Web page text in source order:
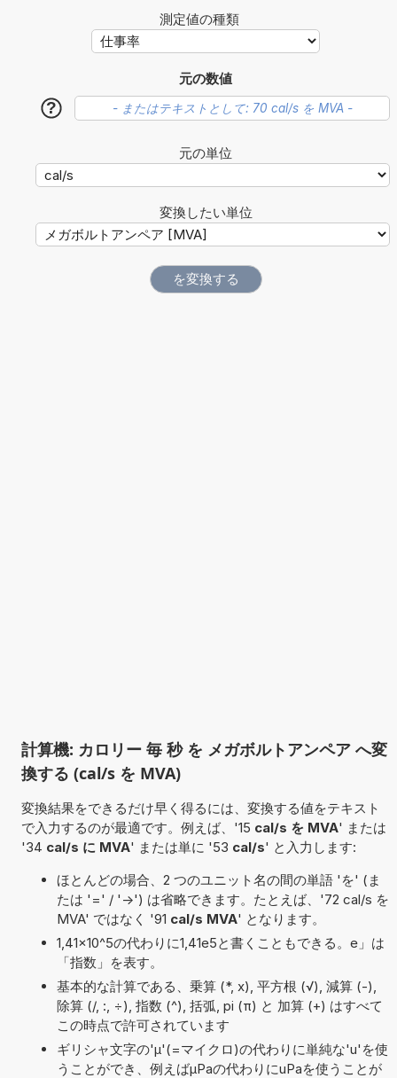
測定値の種類
元の数値
?
元の単位
変換したい単位
計算機: カロリー 毎 秒 を メガボルトアンペア へ変
換する (cal/s を MVA)
変換結果をできるだけ早く得るには、変換する値をテキスト
で入力するのが最適です。例えば、'15 cal/s を MVA' または
'34 cal/s に MVA' または単に '53 cal/s' と入力します:
ほとんどの場合、2 つのユニット名の間の単語 'を' (ま
たは '=' / '->') は省略できます。たとえば、'72 cal/s を
MVA' ではなく '91 cal/s MVA' となります。
1,41×10^5の代わりに1,41e5と書くこともできる。e」は
「指数」を表す。
基本的な計算である、乗算 (*, x), 平方根 (√), 減算 (-),
除算 (/, :, ÷), 指数 (^), 括弧, pi (π) と 加算 (+) はすべて
この時点で許可されています
ギリシャ文字の'μ'(=マイクロ)の代わりに単純な'u'を使
うことができ、例えばµPaの代わりにuPaを使うことが